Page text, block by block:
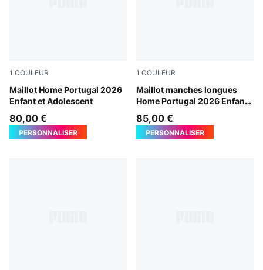
1 COULEUR
Maillot Home Portugal 2026
Enfant et Adolescent
Club Red-Green Lagoon
80,00 €
PERSONNALISER
1 COULEUR
Maillot manches longues
Home Portugal 2026 Enfant
Club Red-Green Lagoon
85,00 €
PERSONNALISER